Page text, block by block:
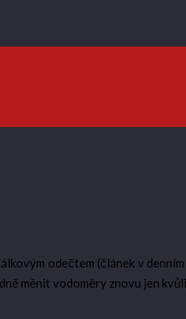
odečtem (článek v
měnit vodoměry znovu jen